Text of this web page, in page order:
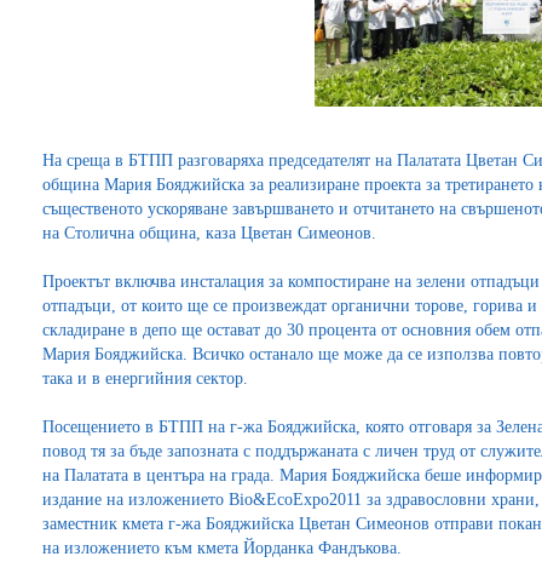
На среща в БТПП разговаряха председателят на Палатата Цветан
община Мария Бояджийска за реализиране проекта за
същественото ускоряване завършването и отчитането на
на Столична община, каза Цветан Симеонов.
Проектът включва инсталация за компостиране на зелени
отпадъци, от които ще се произвеждат органични торове, горива
складиране в депо ще остават до 30 процента от основния обем
Мария Бояджийска. Всичко останало ще може да се използва
така и в енергийния сектор.
Посещението в БТПП на г-жа Бояджийска, която отговаря за
повод тя за бъде запозната с поддържаната с личен труд от
на Палатата в центъра на града. Мария Бояджийска беше
издание на изложението Bio&EcoExpo2011 за здравословни
заместник кмета г-жа Бояджийска Цветан Симеонов отправи
на изложението към кмета Йорданка Фандъкова.